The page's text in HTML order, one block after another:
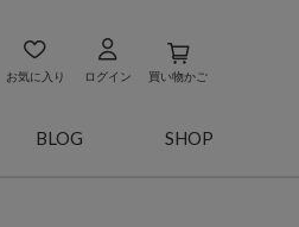
お気に入り ログイン 買い物かご
BLOG SHOP